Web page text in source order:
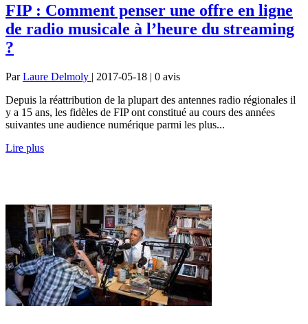
FIP : Comment penser une offre en ligne
de radio musicale à l’heure du streaming
?
ParLaure Delmoly | 2017-05-18 | 0 avis
Depuis la réattribution de la plupart des antennes radio régionales il
y a 15 ans, les fidèles de FIP ont constitué au cours des années
suivantes une audience numérique parmi les plus...
Lire plus